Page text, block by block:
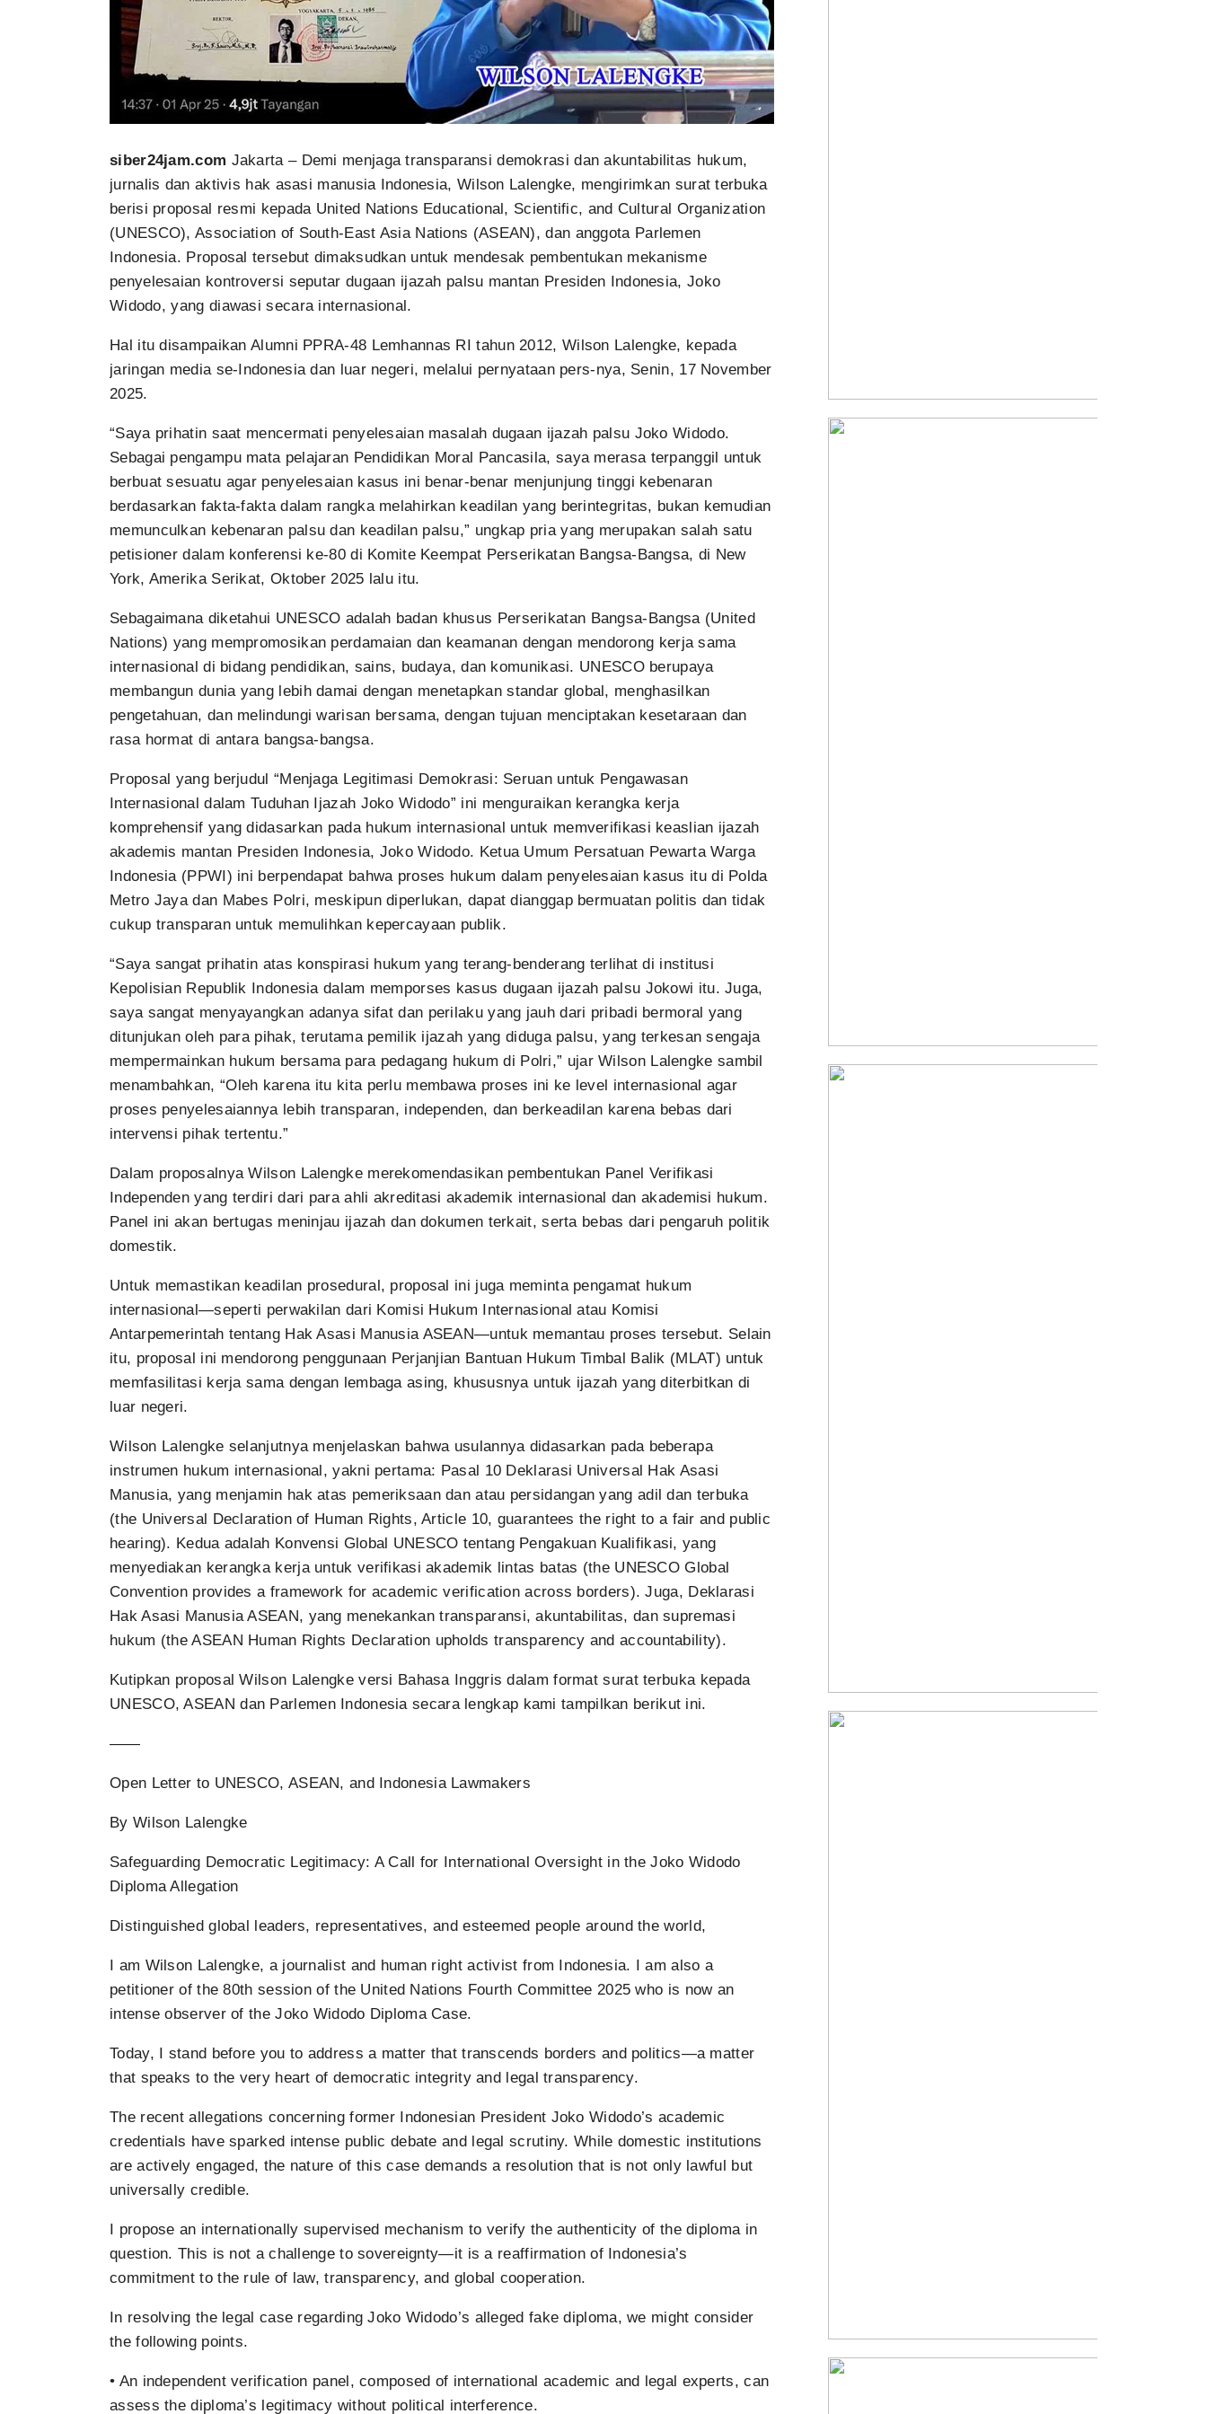
siber24jam.com Jakarta – Demi menjaga transparansi demokrasi dan akuntabilitas hukum,
jurnalis dan aktivis hak asasi manusia Indonesia, Wilson Lalengke, mengirimkan surat terbuka
berisi proposal resmi kepada United Nations Educational, Scientific, and Cultural Organization
(UNESCO), Association of South-East Asia Nations (ASEAN), dan anggota Parlemen
Indonesia. Proposal tersebut dimaksudkan untuk mendesak pembentukan mekanisme
penyelesaian kontroversi seputar dugaan ijazah palsu mantan Presiden Indonesia, Joko
Widodo, yang diawasi secara internasional.
Hal itu disampaikan Alumni PPRA-48 Lemhannas RI tahun 2012, Wilson Lalengke, kepada
jaringan media se-Indonesia dan luar negeri, melalui pernyataan pers-nya, Senin, 17 November
2025.
“Saya prihatin saat mencermati penyelesaian masalah dugaan ijazah palsu Joko Widodo.
Sebagai pengampu mata pelajaran Pendidikan Moral Pancasila, saya merasa terpanggil untuk
berbuat sesuatu agar penyelesaian kasus ini benar-benar menjunjung tinggi kebenaran
berdasarkan fakta-fakta dalam rangka melahirkan keadilan yang berintegritas, bukan kemudian
memunculkan kebenaran palsu dan keadilan palsu,” ungkap pria yang merupakan salah satu
petisioner dalam konferensi ke-80 di Komite Keempat Perserikatan Bangsa-Bangsa, di New
York, Amerika Serikat, Oktober 2025 lalu itu.
Sebagaimana diketahui UNESCO adalah badan khusus Perserikatan Bangsa-Bangsa (United
Nations) yang mempromosikan perdamaian dan keamanan dengan mendorong kerja sama
internasional di bidang pendidikan, sains, budaya, dan komunikasi. UNESCO berupaya
membangun dunia yang lebih damai dengan menetapkan standar global, menghasilkan
pengetahuan, dan melindungi warisan bersama, dengan tujuan menciptakan kesetaraan dan
rasa hormat di antara bangsa-bangsa.
Proposal yang berjudul “Menjaga Legitimasi Demokrasi: Seruan untuk Pengawasan
Internasional dalam Tuduhan Ijazah Joko Widodo” ini menguraikan kerangka kerja
komprehensif yang didasarkan pada hukum internasional untuk memverifikasi keaslian ijazah
akademis mantan Presiden Indonesia, Joko Widodo. Ketua Umum Persatuan Pewarta Warga
Indonesia (PPWI) ini berpendapat bahwa proses hukum dalam penyelesaian kasus itu di Polda
Metro Jaya dan Mabes Polri, meskipun diperlukan, dapat dianggap bermuatan politis dan tidak
cukup transparan untuk memulihkan kepercayaan publik.
“Saya sangat prihatin atas konspirasi hukum yang terang-benderang terlihat di institusi
Kepolisian Republik Indonesia dalam memporses kasus dugaan ijazah palsu Jokowi itu. Juga,
saya sangat menyayangkan adanya sifat dan perilaku yang jauh dari pribadi bermoral yang
ditunjukan oleh para pihak, terutama pemilik ijazah yang diduga palsu, yang terkesan sengaja
mempermainkan hukum bersama para pedagang hukum di Polri,” ujar Wilson Lalengke sambil
menambahkan, “Oleh karena itu kita perlu membawa proses ini ke level internasional agar
proses penyelesaiannya lebih transparan, independen, dan berkeadilan karena bebas dari
intervensi pihak tertentu.”
Dalam proposalnya Wilson Lalengke merekomendasikan pembentukan Panel Verifikasi
Independen yang terdiri dari para ahli akreditasi akademik internasional dan akademisi hukum.
Panel ini akan bertugas meninjau ijazah dan dokumen terkait, serta bebas dari pengaruh politik
domestik.
Untuk memastikan keadilan prosedural, proposal ini juga meminta pengamat hukum
internasional—seperti perwakilan dari Komisi Hukum Internasional atau Komisi
Antarpemerintah tentang Hak Asasi Manusia ASEAN—untuk memantau proses tersebut. Selain
itu, proposal ini mendorong penggunaan Perjanjian Bantuan Hukum Timbal Balik (MLAT) untuk
memfasilitasi kerja sama dengan lembaga asing, khususnya untuk ijazah yang diterbitkan di
luar negeri.
Wilson Lalengke selanjutnya menjelaskan bahwa usulannya didasarkan pada beberapa
instrumen hukum internasional, yakni pertama: Pasal 10 Deklarasi Universal Hak Asasi
Manusia, yang menjamin hak atas pemeriksaan dan atau persidangan yang adil dan terbuka
(the Universal Declaration of Human Rights, Article 10, guarantees the right to a fair and public
hearing). Kedua adalah Konvensi Global UNESCO tentang Pengakuan Kualifikasi, yang
menyediakan kerangka kerja untuk verifikasi akademik lintas batas (the UNESCO Global
Convention provides a framework for academic verification across borders). Juga, Deklarasi
Hak Asasi Manusia ASEAN, yang menekankan transparansi, akuntabilitas, dan supremasi
hukum (the ASEAN Human Rights Declaration upholds transparency and accountability).
Kutipkan proposal Wilson Lalengke versi Bahasa Inggris dalam format surat terbuka kepada
UNESCO, ASEAN dan Parlemen Indonesia secara lengkap kami tampilkan berikut ini.
——
Open Letter to UNESCO, ASEAN, and Indonesia Lawmakers
By Wilson Lalengke
Safeguarding Democratic Legitimacy: A Call for International Oversight in the Joko Widodo
Diploma Allegation
Distinguished global leaders, representatives, and esteemed people around the world,
I am Wilson Lalengke, a journalist and human right activist from Indonesia. I am also a
petitioner of the 80th session of the United Nations Fourth Committee 2025 who is now an
intense observer of the Joko Widodo Diploma Case.
Today, I stand before you to address a matter that transcends borders and politics—a matter
that speaks to the very heart of democratic integrity and legal transparency.
The recent allegations concerning former Indonesian President Joko Widodo’s academic
credentials have sparked intense public debate and legal scrutiny. While domestic institutions
are actively engaged, the nature of this case demands a resolution that is not only lawful but
universally credible.
I propose an internationally supervised mechanism to verify the authenticity of the diploma in
question. This is not a challenge to sovereignty—it is a reaffirmation of Indonesia’s
commitment to the rule of law, transparency, and global cooperation.
In resolving the legal case regarding Joko Widodo’s alleged fake diploma, we might consider
the following points.
• An independent verification panel, composed of international academic and legal experts, can
assess the diploma’s legitimacy without political interference.